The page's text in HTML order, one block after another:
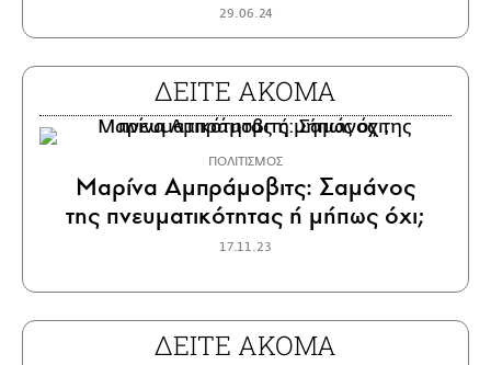
29.06.24
ΔΕΙΤΕ ΑΚΟΜΑ
ΠΟΛΙΤΙΣΜΟΣ
Μαρίνα Αμπράμοβιτς: Σαμάνος
της πνευματικότητας ή μήπως όχι;
17.11.23
ΔΕΙΤΕ ΑΚΟΜΑ